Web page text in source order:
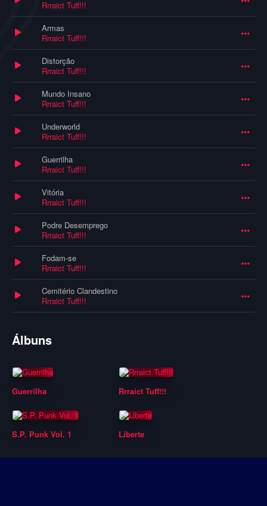
Rrraict Tuff!!!
Armas
Rrraict Tuff!!!
Distorção
Rrraict Tuff!!!
Mundo Insano
Rrraict Tuff!!!
Underworld
Rrraict Tuff!!!
Guerrilha
Rrraict Tuff!!!
Vitória
Rrraict Tuff!!!
Podre Desemprego
Rrraict Tuff!!!
Fodam-se
Rrraict Tuff!!!
Cemitério Clandestino
Rrraict Tuff!!!
Álbuns
Guerrilha Rrraict Tuff!!!
S.P. Punk Vol. 1 Liberte